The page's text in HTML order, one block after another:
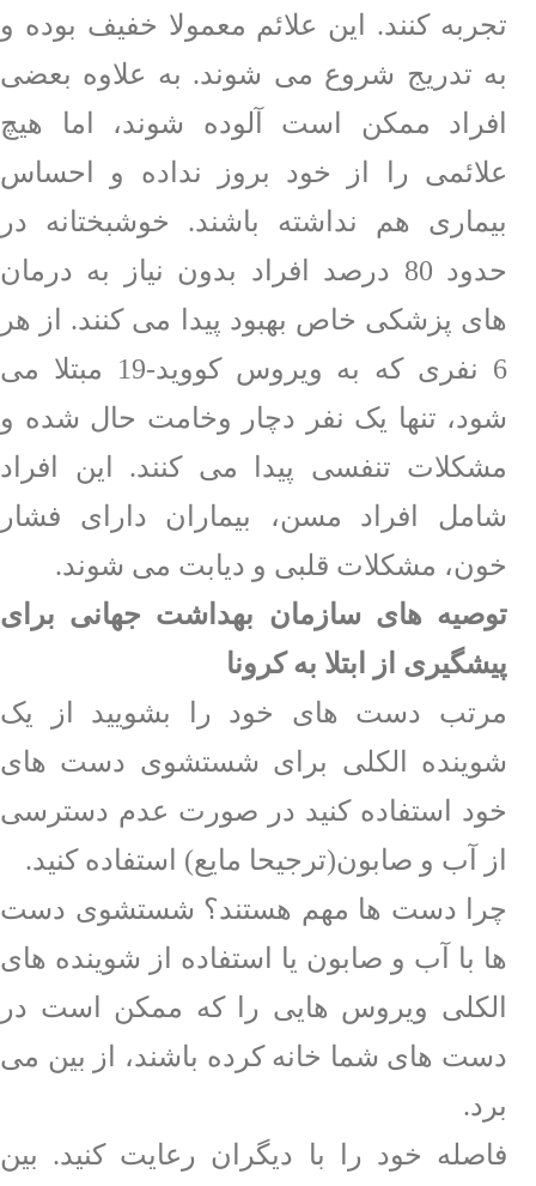
سوالات
متداول
گفتگو
نظرسنجی
تجربه کنند. این علائم معمولا خفیف بوده و
به تدریج شروع می شوند. به علاوه بعضی
افراد ممکن است آلوده شوند، اما هیچ
علائمی را از خود بروز نداده و احساس
بیماری هم نداشته باشند. خوشبختانه در
حدود 80 درصد افراد بدون نیاز به درمان
های پزشکی خاص بهبود پیدا می کنند. از هر
6 نفری که به ویروس کووید-19 مبتلا می
شود، تنها یک نفر دچار وخامت حال شده و
مشکلات تنفسی پیدا می کنند. این افراد
شامل افراد مسن، بیماران دارای فشار
خون، مشکلات قلبی و دیابت می شوند.
توصیه های سازمان بهداشت جهانی برای
پیشگیری از ابتلا به کرونا
مرتب دست های خود را بشویید از یک
شوینده الکلی برای شستشوی دست های
خود استفاده کنید در صورت عدم دسترسی
از آب و صابون(ترجیحا مایع) استفاده کنید.
چرا دست ها مهم هستند؟ شستشوی دست
ها با آب و صابون یا استفاده از شوینده های
الکلی ویروس هایی را که ممکن است در
دست های شما خانه کرده باشند، از بین می
برد.
فاصله خود را با دیگران رعایت کنید. بین